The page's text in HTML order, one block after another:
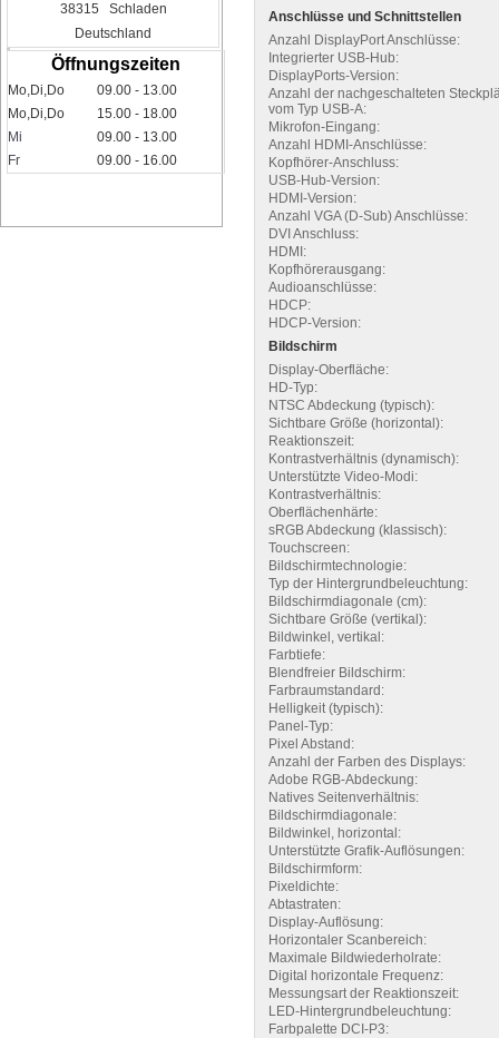
38315 Schladen
Deutschland
Öffnungszeiten
Mo,Di,Do
09.00 - 13.00
Mo,Di,Do
15.00 - 18.00
Mi
09.00 - 13.00
Fr
09.00 - 16.00
Anschlüsse und Schnittstellen
Anzahl DisplayPort Anschlüsse:
Integrierter USB-Hub:
DisplayPorts-Version:
Anzahl der nachgeschalteten
vom Typ USB-A:
Mikrofon-Eingang:
Anzahl HDMI-Anschlüsse:
Kopfhörer-Anschluss:
USB-Hub-Version:
HDMI-Version:
Anzahl VGA (D-Sub) Anschlüsse:
DVI Anschluss:
HDMI:
Kopfhörerausgang:
Audioanschlüsse:
HDCP:
HDCP-Version:
Bildschirm
Display-Oberfläche:
HD-Typ:
NTSC Abdeckung (typisch):
Sichtbare Größe (horizontal):
Reaktionszeit:
Kontrastverhältnis (dynamisch):
Unterstützte Video-Modi:
Kontrastverhältnis:
Oberflächenhärte:
sRGB Abdeckung (klassisch):
Touchscreen:
Bildschirmtechnologie:
Typ der Hintergrundbeleuchtung:
Bildschirmdiagonale (cm):
Sichtbare Größe (vertikal):
Bildwinkel, vertikal:
Farbtiefe:
Blendfreier Bildschirm:
Farbraumstandard:
Helligkeit (typisch):
Panel-Typ:
Pixel Abstand:
Anzahl der Farben des Displays:
Adobe RGB-Abdeckung:
Natives Seitenverhältnis:
Bildschirmdiagonale:
Bildwinkel, horizontal:
Unterstützte Grafik-Auflösungen:
Bildschirmform:
Pixeldichte:
Abtastraten:
Display-Auflösung:
Horizontaler Scanbereich:
Maximale Bildwiederholrate:
Digital horizontale Frequenz:
Messungsart der Reaktionszeit:
LED-Hintergrundbeleuchtung:
Farbpalette DCI-P3: